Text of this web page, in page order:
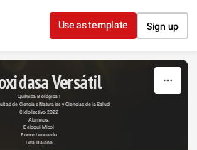
Skip to content
Use as template Sign up
Versátil
Química Biológica I
de Ciencias Naturales y Ciencias de la Salud
Ciclo lectivo 2022
Alumnos:
Beloqui Micol
Ponce Leonardo
Lera Daiana